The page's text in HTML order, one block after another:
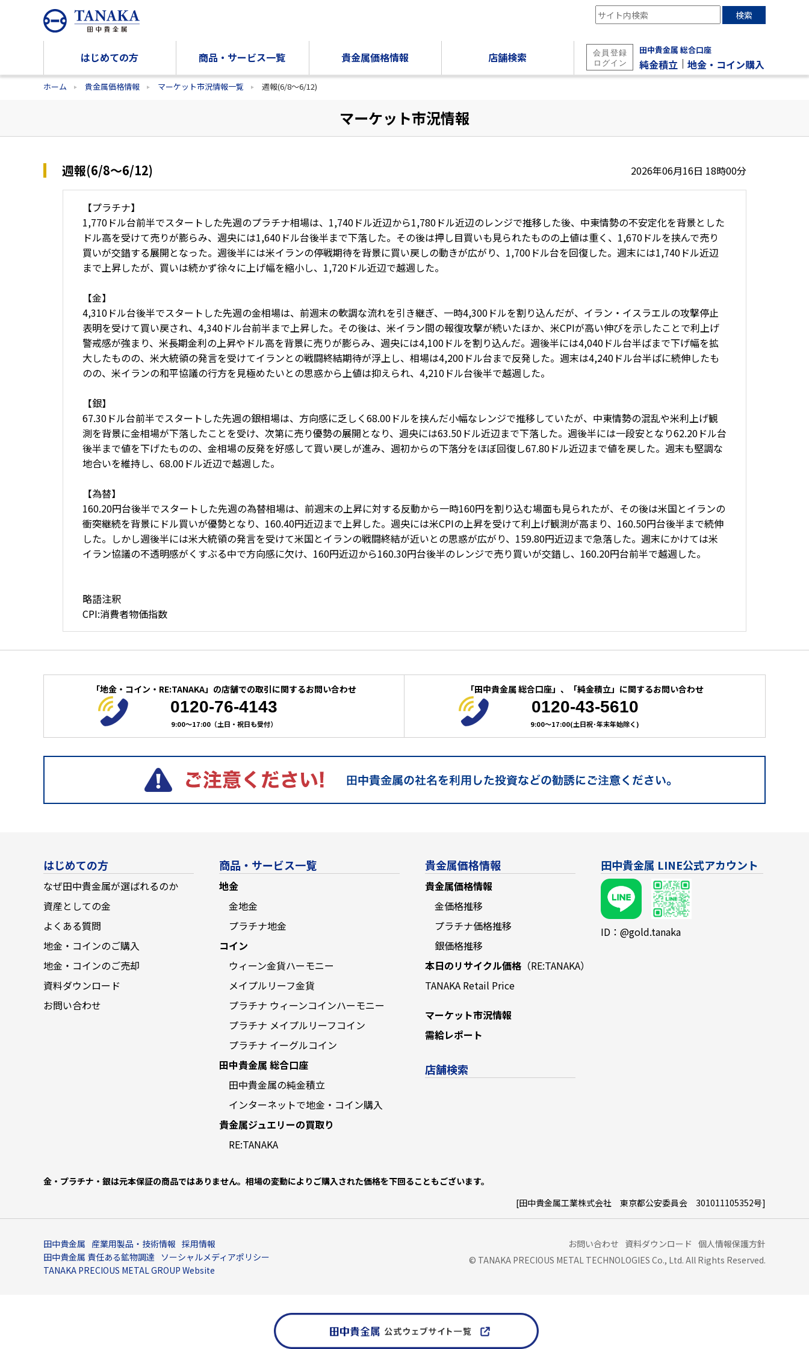
検索
はじめての方 商品・サービス一覧 貴金属価格情報 店舗検索
田中貴金属 総合口座
純金積立 ｜地金・コイン購入
ホーム 貴金属価格情報 マーケット市況情報一覧 週報(6/8～6/12)
マーケット市況情報
週報(6/8～6/12) 2026年06月16日 18時00分
【プラチナ】
1,770ドル台前半でスタートした先週のプラチナ相場は、1,740ドル近辺から1,780ドル近辺のレンジで推移した後、中東情勢の不安定化を背景とした
ドル高を受けて売りが膨らみ、週央には1,640ドル台後半まで下落した。その後は押し目買いも見られたものの上値は重く、1,670ドルを挟んで売り
買いが交錯する展開となった。週後半には米イランの停戦期待を背景に買い戻しの動きが広がり、1,700ドル台を回復した。週末には1,740ドル近辺
まで上昇したが、買いは続かず徐々に上げ幅を縮小し、1,720ドル近辺で越週した。
【金】
4,310ドル台後半でスタートした先週の金相場は、前週末の軟調な流れを引き継ぎ、一時4,300ドルを割り込んだが、イラン・イスラエルの攻撃停止
表明を受けて買い戻され、4,340ドル台前半まで上昇した。その後は、米イラン間の報復攻撃が続いたほか、米CPIが高い伸びを示したことで利上げ
警戒感が強まり、米長期金利の上昇やドル高を背景に売りが膨らみ、週央には4,100ドルを割り込んだ。週後半には4,040ドル台半ばまで下げ幅を拡
大したものの、米大統領の発言を受けてイランとの戦闘終結期待が浮上し、相場は4,200ドル台まで反発した。週末は4,240ドル台半ばに続伸したも
のの、米イランの和平協議の行方を見極めたいとの思惑から上値は抑えられ、4,210ドル台後半で越週した。
【銀】
67.30ドル台前半でスタートした先週の銀相場は、方向感に乏しく68.00ドルを挟んだ小幅なレンジで推移していたが、中東情勢の混乱や米利上げ観
測を背景に金相場が下落したことを受け、次第に売り優勢の展開となり、週央には63.50ドル近辺まで下落した。週後半には一段安となり62.20ドル台
後半まで値を下げたものの、金相場の反発を好感して買い戻しが進み、週初からの下落分をほぼ回復し67.80ドル近辺まで値を戻した。週末も堅調な
地合いを維持し、68.00ドル近辺で越週した。
【為替】
160.20円台後半でスタートした先週の為替相場は、前週末の上昇に対する反動から一時160円を割り込む場面も見られたが、その後は米国とイランの
衝突継続を背景にドル買いが優勢となり、160.40円近辺まで上昇した。週央には米CPIの上昇を受けて利上げ観測が高まり、160.50円台後半まで続伸
した。しかし週後半には米大統領の発言を受けて米国とイランの戦闘終結が近いとの思惑が広がり、159.80円近辺まで急落した。週末にかけては米
イラン協議の不透明感がくすぶる中で方向感に欠け、160円近辺から160.30円台後半のレンジで売り買いが交錯し、160.20円台前半で越週した。
略語注釈
CPI:消費者物価指数
「地金・コイン・RE:TANAKA」の店舗での取引に関するお問い合わせ
0120-76-4143
9:00～17:00（土日・祝日も受付）
「田中貴金属 総合口座」、 「純金積立」に関するお問い合わせ
0120-43-5610
9:00～17:00(土日祝･年末年始除く)
はじめての方
なぜ田中貴金属が選ばれるのか
資産としての金
よくある質問
地金・コインのご購入
地金・コインのご売却
資料ダウンロード
お問い合わせ
商品・サービス一覧
地金
金地金
プラチナ地金
コイン
ウィーン金貨ハーモニー
メイプルリーフ金貨
プラチナ ウィーンコインハーモニー
プラチナ メイプルリーフコイン
プラチナ イーグルコイン
田中貴金属 総合口座
田中貴金属の純金積立
インターネットで地金・コイン購入
貴金属ジュエリーの買取り
RE:TANAKA
貴金属価格情報
貴金属価格情報
金価格推移
プラチナ価格推移
銀価格推移
本日のリサイクル価格 （RE:TANAKA）
TANAKA Retail Price
マーケット市況情報
需給レポート
店舗検索
田中貴金属 LINE公式アカウント
ID：@gold.tanaka
金・プラチナ・銀は元本保証の商品ではありません。相場の変動によりご購入された価格を下回ることもございます。
[田中貴金属工業株式会社 東京都公安委員会 301011105352号]
田中貴金属 産業用製品・技術情報 採用情報
田中貴金属 責任ある鉱物調達 ソーシャルメディアポリシー
TANAKA PRECIOUS METAL GROUP Website
個人情報保護方針
資料ダウンロード
お問い合わせ
© TANAKA PRECIOUS METAL TECHNOLOGIES Co., Ltd. All Rights Reserved.